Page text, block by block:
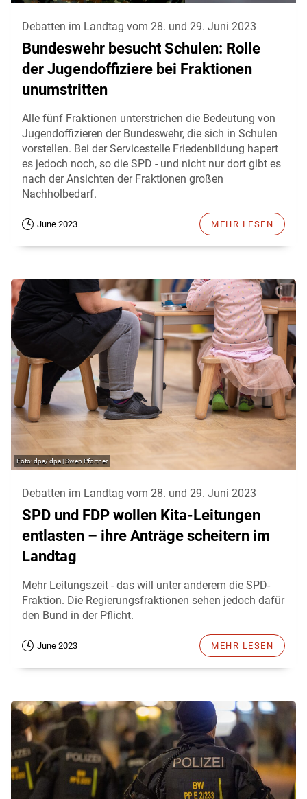
Debatten im Landtag vom 28. und 29. Juni 2023
Bundeswehr besucht Schulen: Rolle
der Jugendoffiziere bei Fraktionen
unumstritten
Alle fünf Fraktionen unterstrichen die Bedeutung von
Jugendoffizieren der Bundeswehr, die sich in Schulen
vorstellen. Bei der Servicestelle Friedenbildung hapert
es jedoch noch, so die SPD - und nicht nur dort gibt es
nach der Ansichten der Fraktionen großen
Nachholbedarf.
June 2023 MEHR LESEN
dpa/ dpa | Swen Pförtner
Debatten im Landtag vom 28. und 29. Juni 2023
SPD und FDP wollen Kita-Leitungen
entlasten – ihre Anträge scheitern im
Landtag
Mehr Leitungszeit - das will unter anderem die SPD-
Fraktion. Die Regierungsfraktionen sehen jedoch dafür
den Bund in der Pflicht.
June 2023 MEHR LESEN